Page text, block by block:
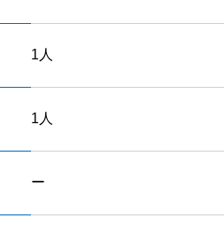
1人
1人
ー